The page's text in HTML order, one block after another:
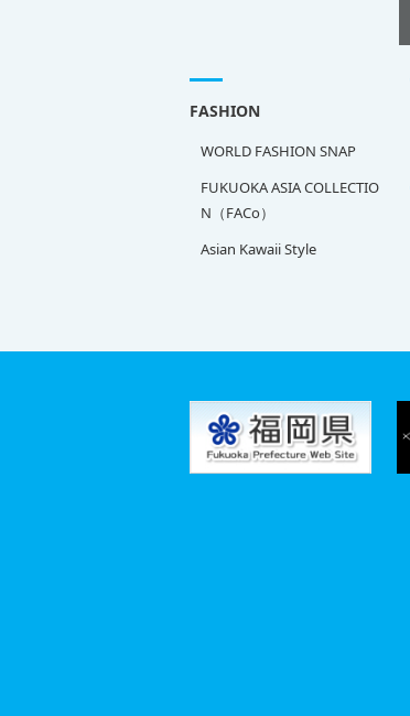
FASHION
WORLD FASHION SNAP
FUKUOKA ASIA COLLECTIO
N（FACo）
Asian Kawaii Style